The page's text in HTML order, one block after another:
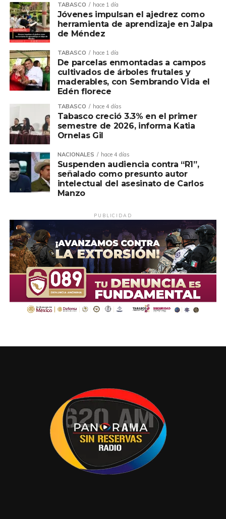
TABASCO hace 1 día
Jóvenes impulsan el ajedrez como
herramienta de aprendizaje en Jalpa
de Méndez
TABASCO hace 1 día
De parcelas enmontadas a campos
cultivados de árboles frutales y
maderables, con Sembrando Vida el
Edén florece
TABASCO hace 4 días
Tabasco creció 3.3% en el primer
semestre de 2026, informa Katia
Ornelas Gil
NACIONALES hace 4 días
Suspenden audiencia contra “R1”,
señalado como presunto autor
intelectual del asesinato de Carlos
Manzo
PUBLICIDAD